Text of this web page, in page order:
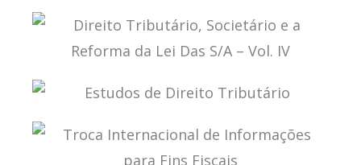
DIREITO TRIBUTÁRIO INTERNACIONAL:
HOMENAGEM AO PROFESSOR ALBERTO XAVIER
DIREITO TRIBUTÁRIO, SOCIETÁRIO E A REFORMA
DA LEI DAS S/A – VOL. IV
ESTUDOS DE DIREITO TRIBUTÁRIO